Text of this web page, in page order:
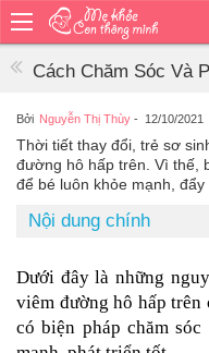
chủ
ăn
Bé
vệ
sinh
Bé
Bé
đi
ra
ngoài
Cách Chăm Sóc Và
Bởi Nguyễn Thị Thùy - 12/10/2021
Thời tiết thay đổi, trẻ sơ
đường hô hấp trên. Vì thế,
để bé luôn khỏe mạnh, đẩy
Nội dung chính
Dưới đây là những
viêm đường hô hấp trên
có biện pháp chăm